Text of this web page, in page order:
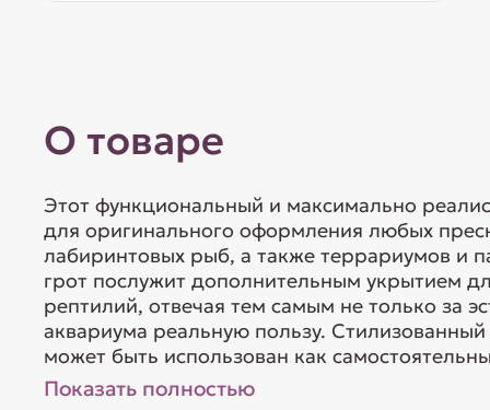
О товаре
Этот функциональный и максимально
для оригинального оформления любых
лабиринтовых рыб, а также террариумов и
грот послужит дополнительным укрытием
рептилий, отвечая тем самым не только за
аквариума реальную пользу.
может быть использован как
Показать полностью